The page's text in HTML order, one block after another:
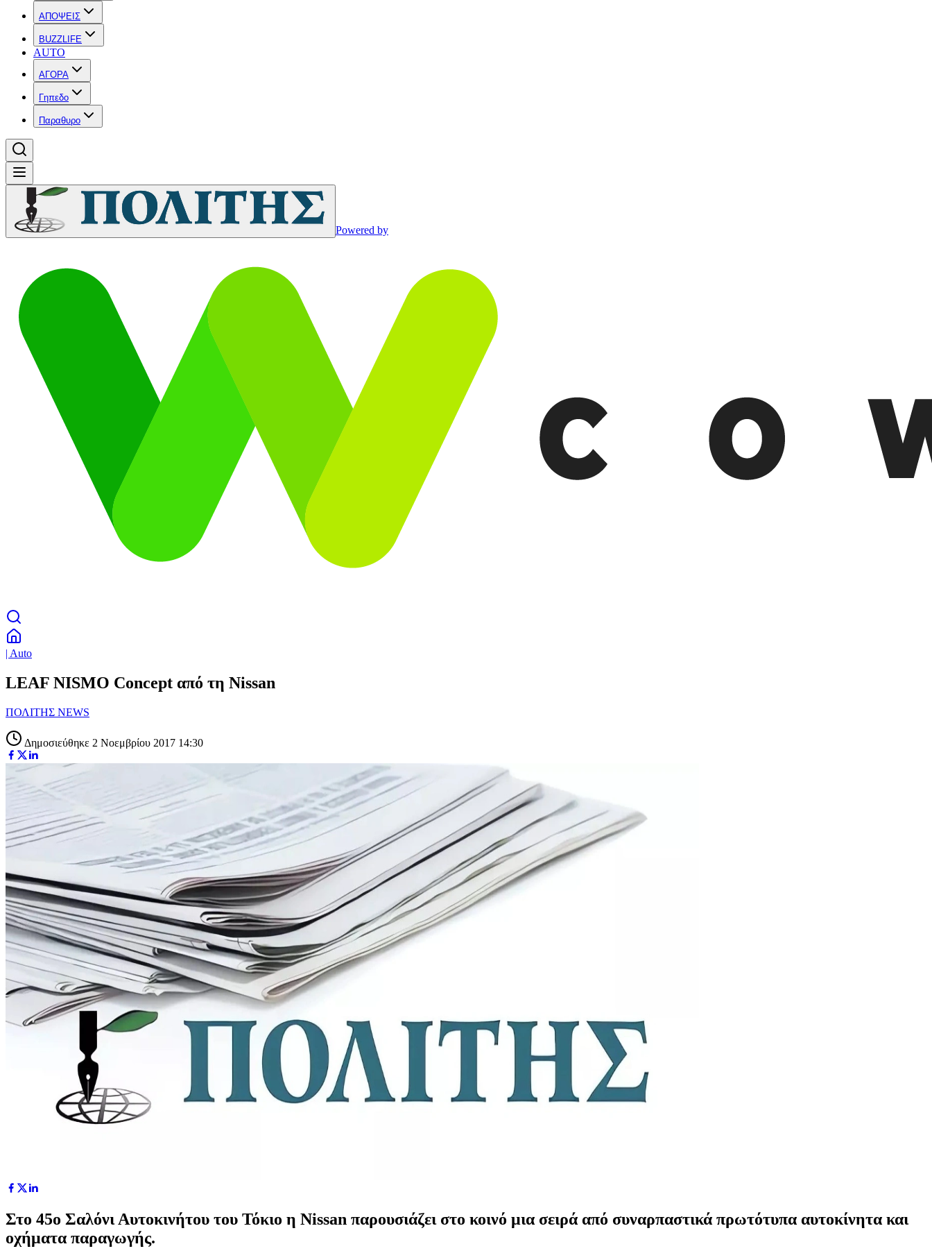
ΑΠΟΨΕΙΣ
BUZZLIFE
AUTO
ΑΓΟΡΑ
Γηπεδο
Παραθυρο
Powered by
| Auto
LEAF NISMO Concept από τη Nissan
ΠΟΛΙΤΗΣ NEWS
Δημοσιεύθηκε 2 Νοεμβρίου 2017 14:30
Στο 45ο Σαλόνι Αυτοκινήτου του Τόκιο η Nissan παρουσιάζει στο κοινό μια σειρά από συναρπαστικά πρωτότυπα αυτοκίνητα και
οχήματα παραγωγής.